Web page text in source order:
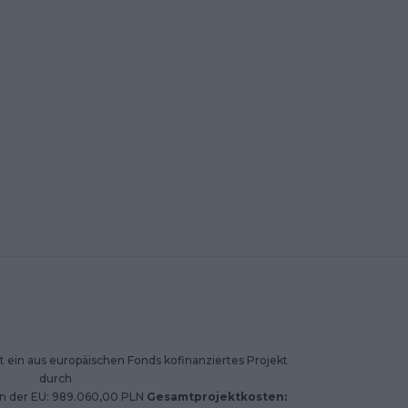
ein aus europäischen Fonds kofinanziertes Projekt
durch
der EU: 989.060,00 PLN Gesamtprojektkosten: